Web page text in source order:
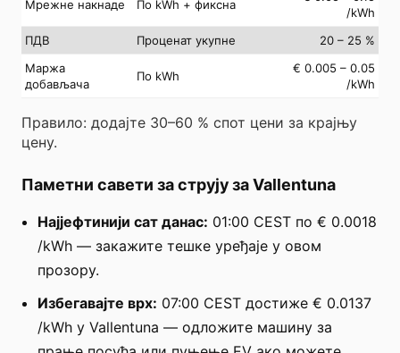
Мрежне накнаде По kWh + фиксна
/kWh
ПДВ
Проценат укупне
20 – 25 %
Маржа
добављача
По kWh
€ 0.005 – 0.05
/kWh
Правило: додајте 30–60 % спот цени за крајњу
цену.
Паметни савети за струју за Vallentuna
Најјефтинији сат данас: 01:00 CEST по € 0.0018
/kWh — закажите тешке уређаје у овом
прозору.
Избегавајте врх: 07:00 CEST достиже € 0.0137
/kWh у Vallentuna — одложите машину за